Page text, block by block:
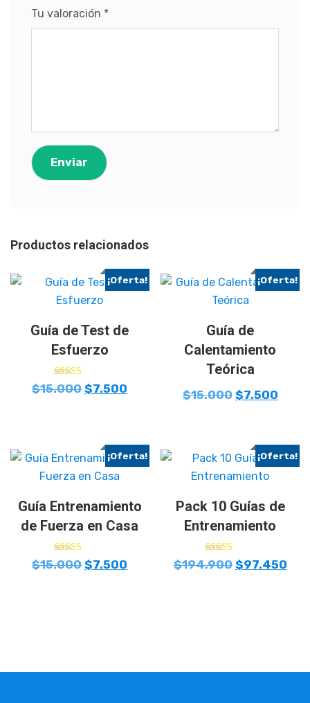
Tu valoración *
Productos relacionados
¡Oferta!
Guía de Test de
Esfuerzo
Valorado con
5.00
$15.000 $7.500
¡Oferta!
Guía de
Calentamiento
Teórica
$15.000 $7.500
¡Oferta!
Guía Entrenamiento
de Fuerza en Casa
Valorado con
5.00
$15.000 $7.500
¡Oferta!
Pack 10 Guías de
Entrenamiento
Valorado con
5.00
$194.900 $97.450